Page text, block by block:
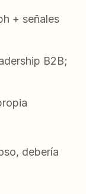
+ señales
B2B;
debería